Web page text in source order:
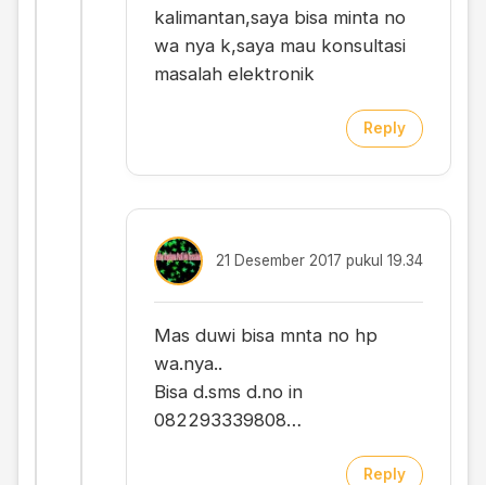
kalimantan,saya bisa minta no
wa nya k,saya mau konsultasi
masalah elektronik
Reply
21 Desember 2017 pukul 19.34
Mas duwi bisa mnta no hp
wa.nya..
Bisa d.sms d.no in
082293339808…
Reply